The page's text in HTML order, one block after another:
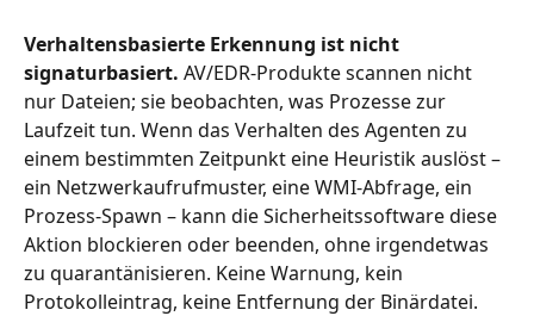
Verhaltensbasierte Erkennung ist nicht
signaturbasiert. AV/EDR-Produkte scannen nicht
nur Dateien; sie beobachten, was Prozesse zur
Laufzeit tun. Wenn das Verhalten des Agenten zu
einem bestimmten Zeitpunkt eine Heuristik auslöst –
ein Netzwerkaufrufmuster, eine WMI-Abfrage, ein
Prozess-Spawn – kann die Sicherheitssoftware diese
Aktion blockieren oder beenden, ohne irgendetwas
zu quarantänisieren. Keine Warnung, kein
Protokolleintrag, keine Entfernung der Binärdatei.